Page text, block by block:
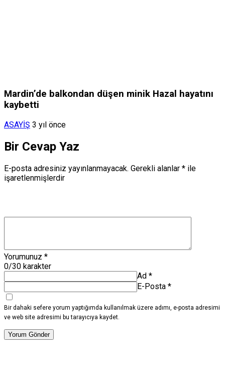
Mardin’de balkondan düşen minik Hazal hayatını
kaybetti
ASAYİŞ 3 yıl önce
Bir Cevap Yaz
E-posta adresiniz yayınlanmayacak. Gerekli alanlar * ile
işaretlenmişlerdir
Yorumunuz *
0/30 karakter
Ad *
E-Posta *
Bir dahaki sefere yorum yaptığımda kullanılmak üzere adımı, e-posta adresimi
ve web site adresimi bu tarayıcıya kaydet.
Yorum Gönder